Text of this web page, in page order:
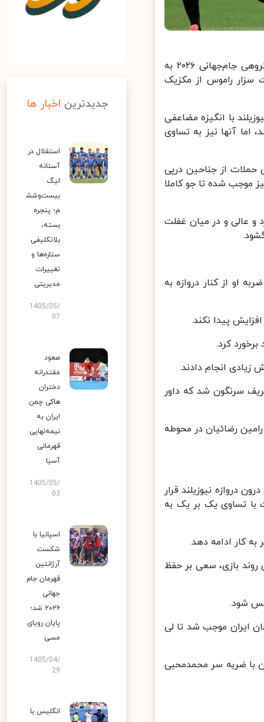
تیم ملی فوتبال ایران از ساعت ۴:۳۰ دقیقه بامداد در دور نخست مرحله گروهی جام‌جهانی ۲۰۲۶ به
راموس از مکزیک
با انگیزه مضاعفی
آنها نیز به تساوی
از جناحین درپی
موجب شده تا جو کاملا
عالی و در میان غفلت
او از کنار دروازه به
زیادی انجام دادند.
سرنگون شد که داور
رامین رضائیان در محوطه
نیوزیلند قرار
تساوی یک بر یک به
کار ادامه دهد.
بازی، سعی بر حفظ
ایران موجب شد تا لی
با ضربه سر محمدمحبی
جدیدترین اخبار ها
استقلال در
آستانه
لیگ
بیست‌وشش
م؛ پنجره
بسته،
بلاتکلیفی
ستاره‌ها و
تغییرات
مدیریتی
1405/05/
07
صعود
مقتدرانه
دختران
هاکی چمن
ایران به
نیمه‌نهایی
قهرمانی
آسیا
1405/05/
03
اسپانیا با
شکست
آرژانتین
قهرمان جام
جهانی
۲۰۲۶ شد؛
پایان رویای
مسی
1405/04/
29
انگلیس با